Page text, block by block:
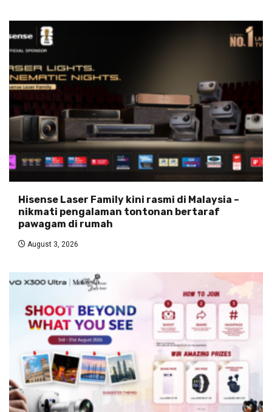
Hisense Laser Family kini rasmi di Malaysia –
nikmati pengalaman tontonan bertaraf
pawagam di rumah
August 3, 2026